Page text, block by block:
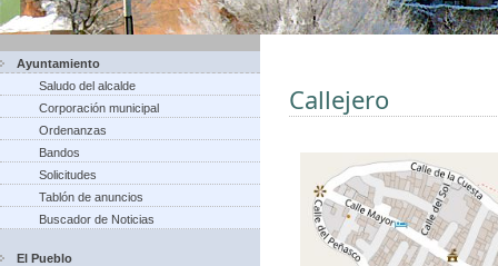
Ayuntamiento
Saludo del alcalde
Corporación municipal
Ordenanzas
Bandos
Solicitudes
Tablón de anuncios
Buscador de Noticias
El Pueblo
Callejero